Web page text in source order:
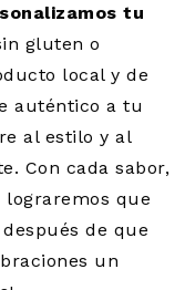
tu
gluten o
local y de
auténtico a tu
al estilo y al
Con cada sabor,
lograremos que
de que
un